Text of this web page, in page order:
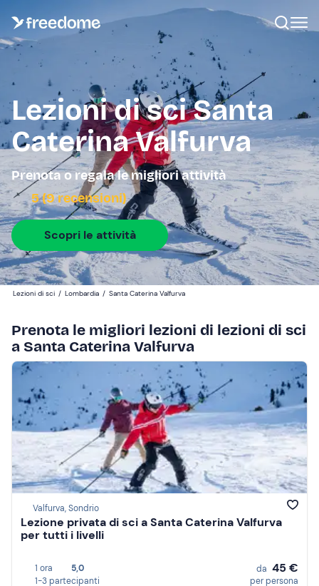
Lezioni di sci Santa
Caterina Valfurva
Prenota o regala le migliori attività
5 (9 recensioni)
Scopri le attività
Lezioni di sci / Lombardia / Santa Caterina Valfurva
Prenota le migliori lezioni di lezioni di sci
a Santa Caterina Valfurva
Valfurva, Sondrio
Lezione privata di sci a Santa Caterina Valfurva
per tutti i livelli
1 ora
5,0
1-3 partecipanti
da 45 €
per persona